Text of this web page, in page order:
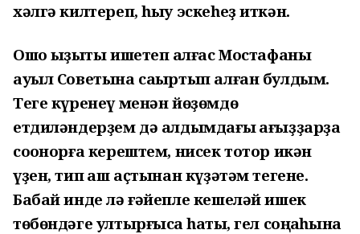
хәлгә килтереп, һыу эскеһеҙ иткән.
Ошо ҡыҙыҡты ишетеп ҡалғас Мостафаны
ауыл Советына саҡыртып алған булдым.
Теге күренеү менән йөҙөмдө
етдиләндерҙем дә алдымдағы ҡағыҙҙарҙа
соҡонорға керештем, нисек тотор икән
үҙен, тип ҡаш аҫтынан күҙәтәм тегене.
Бабай инде лә ғәйепле кешеләй ишек
төбөндәге ултырғысҡа һаҡты, гел соңҡаһына